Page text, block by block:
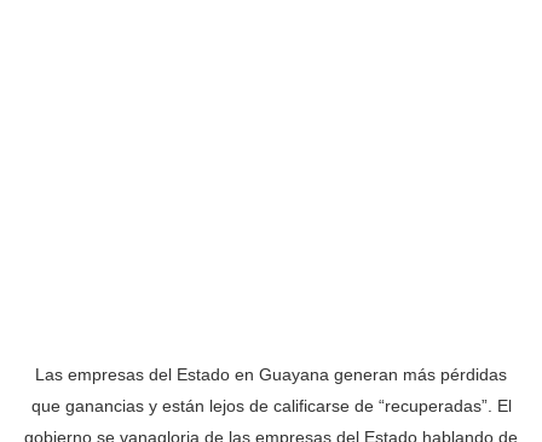
Las empresas del Estado en Guayana generan más pérdidas
que ganancias y están lejos de calificarse de “recuperadas”. El
gobierno se vanagloria de las empresas del Estado hablando de